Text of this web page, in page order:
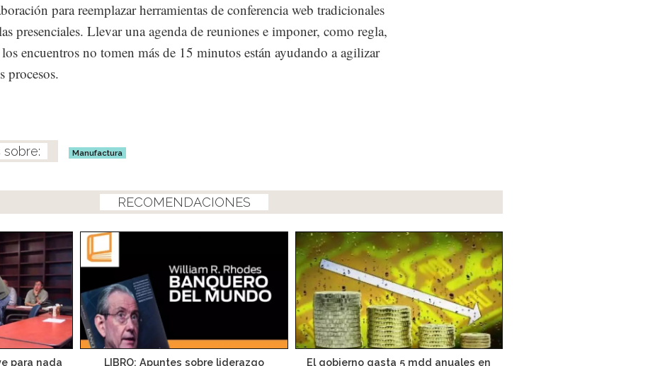
para reemplazar herramientas de conferencia web tradicionales
presenciales. Llevar una agenda de reuniones e imponer, como regla,
encuentros no tomen más de 15 minutos están ayudando a agilizar
procesos.
Manufactura
RECOMENDACIONES
para nada LIBRO: Apuntes sobre liderazgo El gobierno gasta 5 mdd anuales en